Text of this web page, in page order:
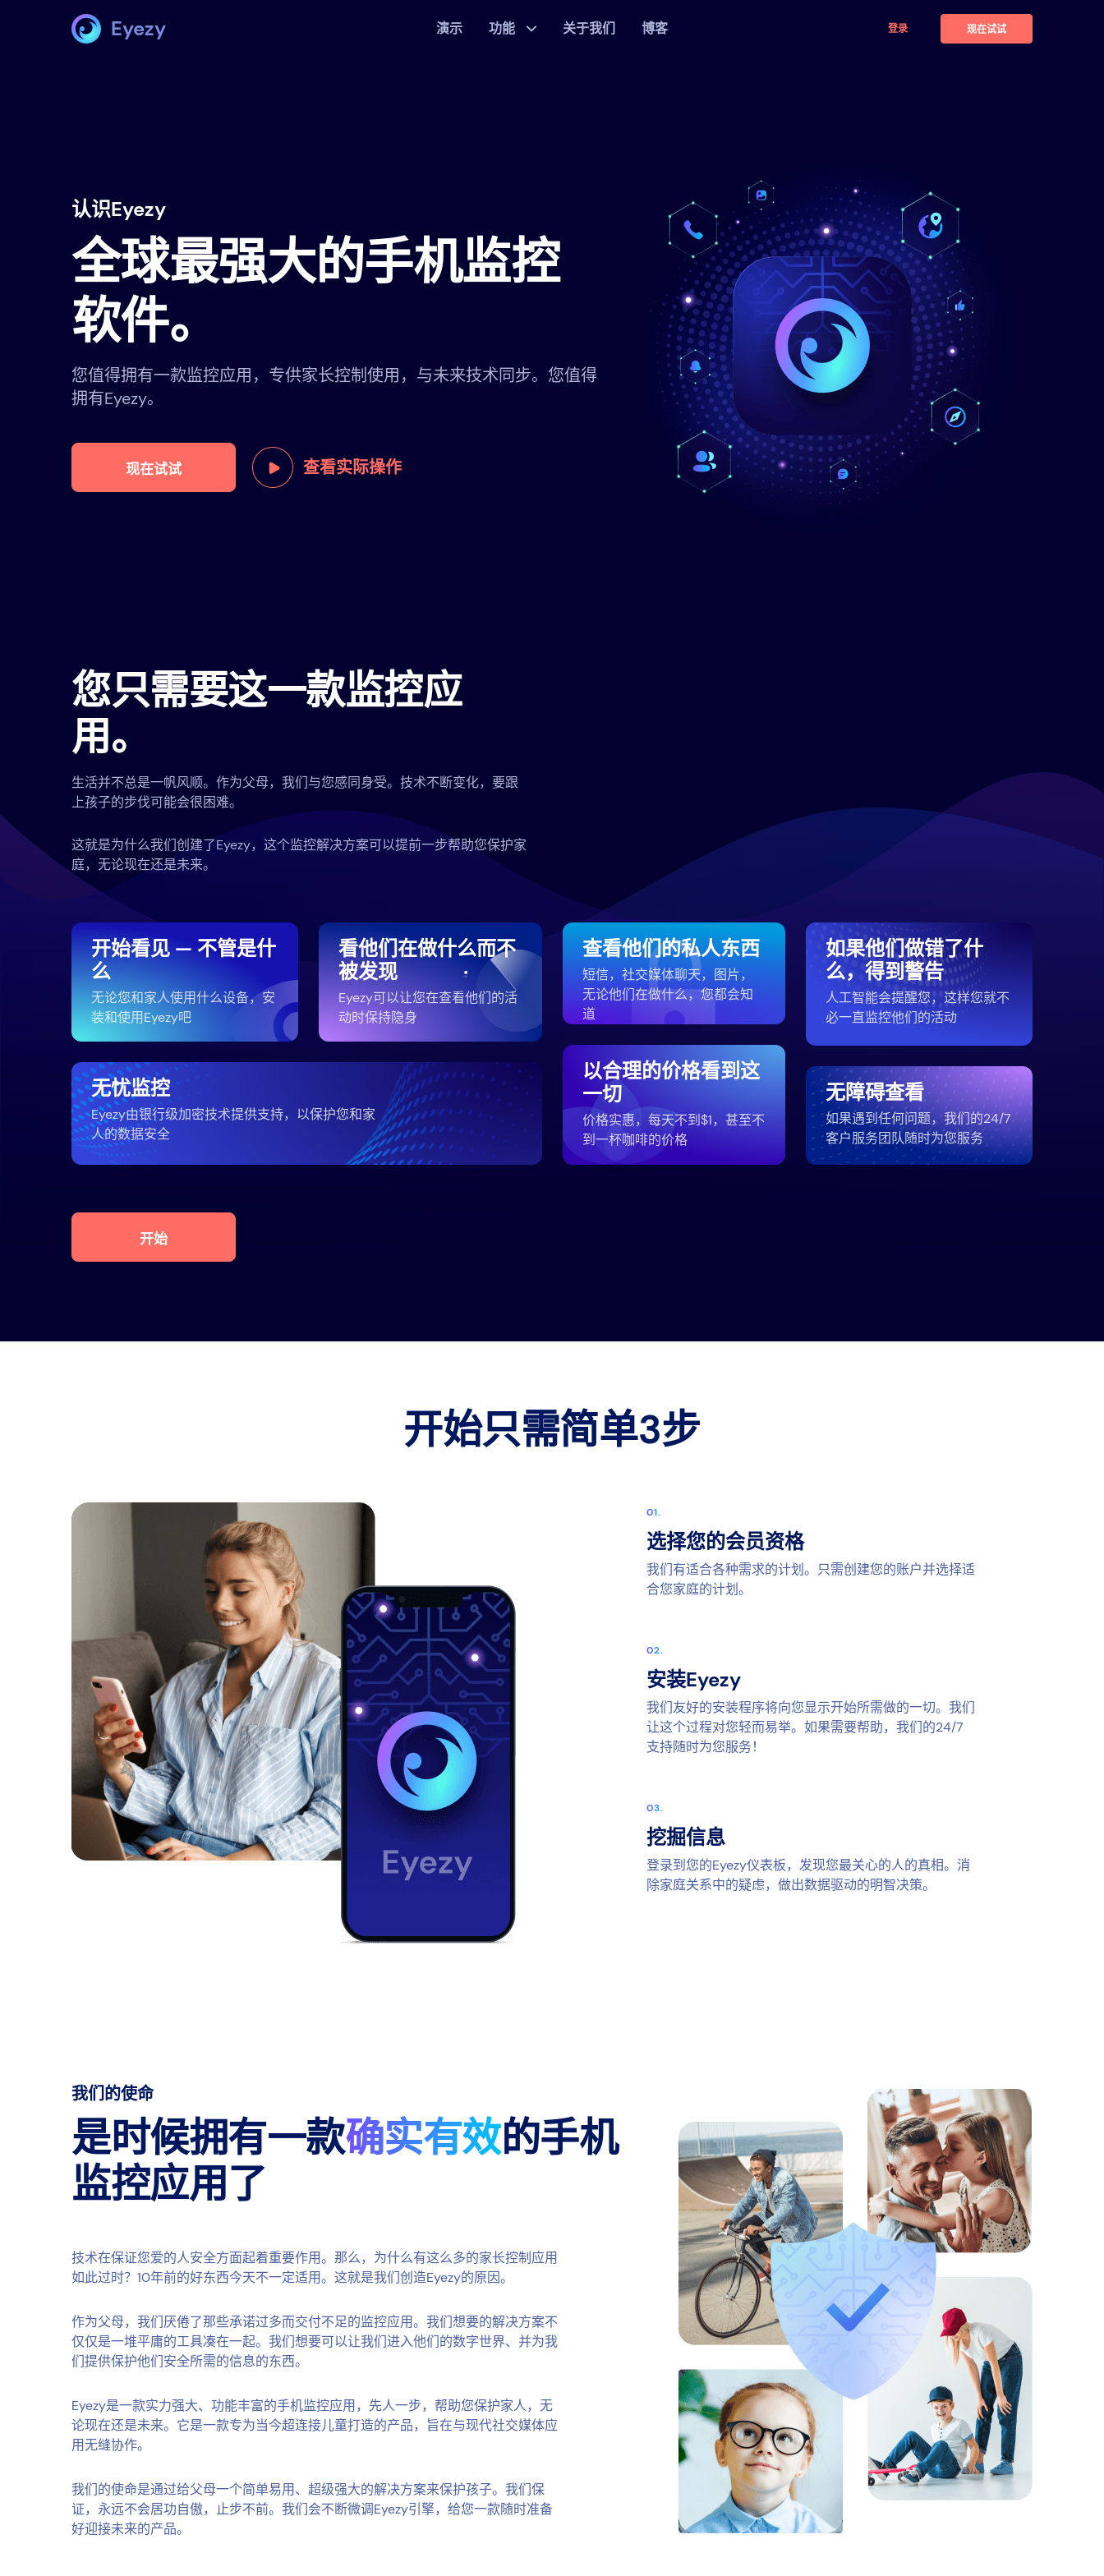
Eyezy 演示 功能 关于我们 博客 登录 现在试试
认识Eyezy
全球最强大的手机监控
软件。
您值得拥有一款监控应用，专供家长控制使用，与未来技术同步。您值得
拥有Eyezy。
现在试试 查看实际操作
您只需要这一款监控应
用。
生活并不总是一帆风顺。作为父母，我们与您感同身受。技术不断变化，要跟
上孩子的步伐可能会很困难。
这就是为什么我们创建了Eyezy，这个监控解决方案可以提前一步帮助您保护家
庭，无论现在还是未来。
开始看见 — 不管是什
么
无论您和家人使用什么设备，安
装和使用Eyezy吧
看他们在做什么而不
被发现
Eyezy可以让您在查看他们的活
动时保持隐身
无忧监控
Eyezy由银行级加密技术提供支持，以保护您和家
人的数据安全
查看他们的私人东西
短信，社交媒体聊天，图片，
无论他们在做什么，您都会知
道
以合理的价格看到这
一切
价格实惠，每天不到$1，甚至不
到一杯咖啡的价格
如果他们做错了什
么，得到警告
人工智能会提醒您，这样您就不
必一直监控他们的活动
无障碍查看
如果遇到任何问题，我们的24/7
客户服务团队随时为您服务
开始
开始只需简单3步
选择您的会员资格
我们有适合各种需求的计划。只需创建您的账户并选择适
合您家庭的计划。
安装Eyezy
我们友好的安装程序将向您显示开始所需做的一切。我们
让这个过程对您轻而易举。如果需要帮助，我们的24/7
支持随时为您服务！
挖掘信息
登录到您的Eyezy仪表板，发现您最关心的人的真相。消
除家庭关系中的疑虑，做出数据驱动的明智决策。
我们的使命
是时候拥有一款确实有效的手机
监控应用了
技术在保证您爱的人安全方面起着重要作用。那么，为什么有这么多的家长控制应用
如此过时？10年前的好东西今天不一定适用。这就是我们创造Eyezy的原因。
作为父母，我们厌倦了那些承诺过多而交付不足的监控应用。我们想要的解决方案不
仅仅是一堆平庸的工具凑在一起。我们想要可以让我们进入他们的数字世界、并为我
们提供保护他们安全所需的信息的东西。
Eyezy是一款实力强大、功能丰富的手机监控应用，先人一步，帮助您保护家人，无
论现在还是未来。它是一款专为当今超连接儿童打造的产品，旨在与现代社交媒体应
用无缝协作。
我们的使命是通过给父母一个简单易用、超级强大的解决方案来保护孩子。我们保
证，永远不会居功自傲，止步不前。我们会不断微调Eyezy引擎，给您一款随时准备
好迎接未来的产品。